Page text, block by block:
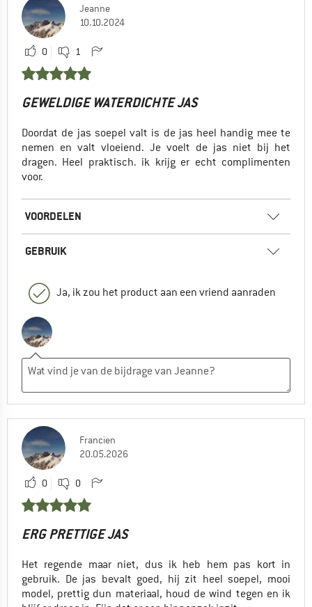
Jeanne
10.10.2024
0 1
GEWELDIGE WATERDICHTE JAS
Doordat de jas soepel valt is de jas heel handig mee te
nemen en valt vloeiend. Je voelt de jas niet bij het
dragen. Heel praktisch. ik krijg er echt complimenten
voor.
VOORDELEN
GEBRUIK
Ja, ik zou het product aan een vriend aanraden
Francien
20.05.2026
0 0
ERG PRETTIGE JAS
Het regende maar niet, dus ik heb hem pas kort in
gebruik. De jas bevalt goed, hij zit heel soepel, mooi
model, prettig dun materiaal, houd de wind tegen en ik